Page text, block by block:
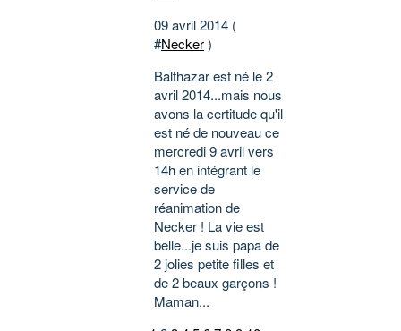
09 avril 2014 (
#Necker)
Balthazar est né le 2
avril 2014...mais nous
avons la certitude qu'il
est né de nouveau ce
mercredi 9 avril vers
14h en intégrant le
service de
réanimation de
Necker ! La vie est
belle...je suis papa de
2 jolies petite filles et
de 2 beaux garçons !
Maman...